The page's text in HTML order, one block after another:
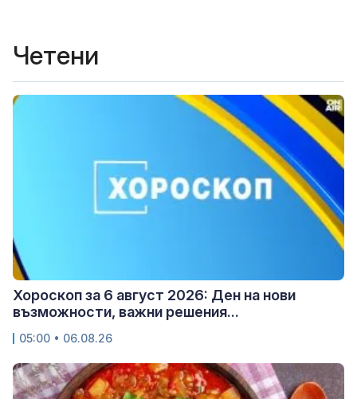
Четени
Хороскоп за 6 август 2026: Ден на нови
възможности, важни решения...
05:00 • 06.08.26